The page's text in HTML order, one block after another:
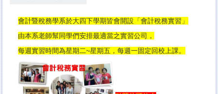
會計暨稅務學系於大四下學期皆會開設「會計稅務實習」
由本系老師幫同學們安排最適當之實習公司，
每週實習時間為星期二~星期五， 每週一固定回校上課。